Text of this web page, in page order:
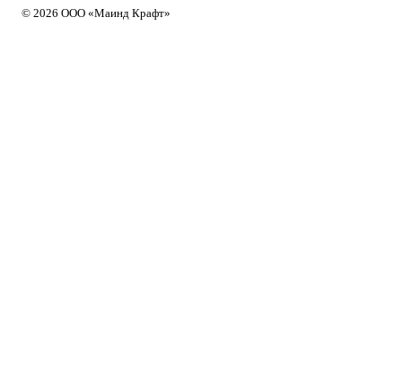
© 2026 ООО «Маинд Крафт»